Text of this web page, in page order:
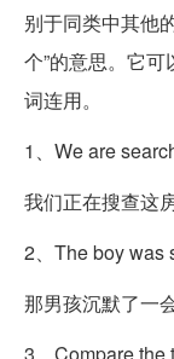
别于同类中其他
个”的意思。它
词连用。
1、We are
我们正在搜查这房
2、The boy was
那男孩沉默了一会